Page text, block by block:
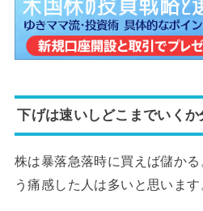
下げは速いしどこまでいくか
株は暴落急落時に買えば儲か
う痛感した人は多いと思います